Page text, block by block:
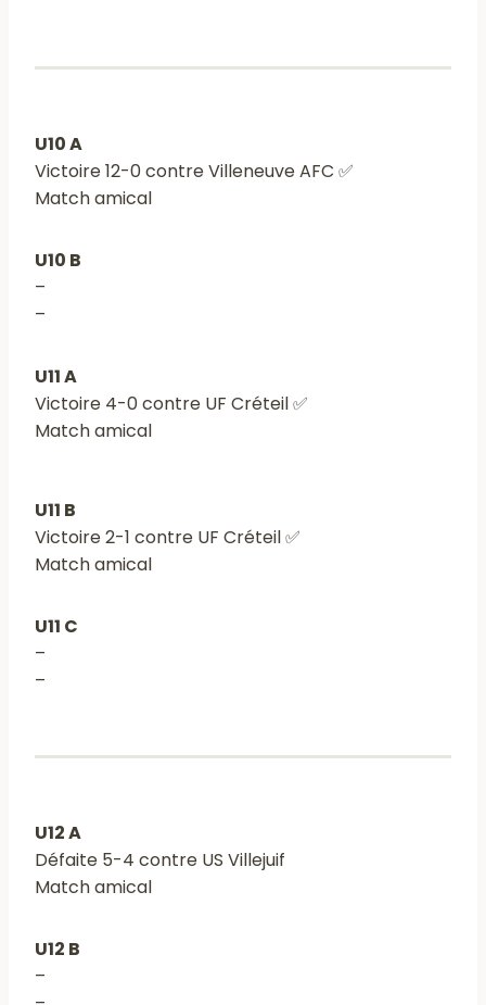
U10 A
Victoire 12-0 contre Villeneuve AFC ✅
Match amical
U10 B
–
–
U11 A
Victoire 4-0 contre UF Créteil ✅
Match amical
U11 B
Victoire 2-1 contre UF Créteil ✅
Match amical
U11 C
–
–
U12 A
Défaite 5-4 contre US Villejuif
Match amical
U12 B
–